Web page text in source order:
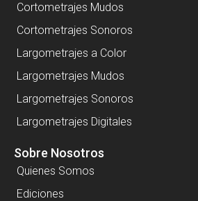
Cortometrajes Mudos
Cortometrajes Sonoros
Largometrajes a Color
Largometrajes Mudos
Largometrajes Sonoros
Largometrajes Digitales
Sobre Nosotros
Quienes Somos
Ediciones